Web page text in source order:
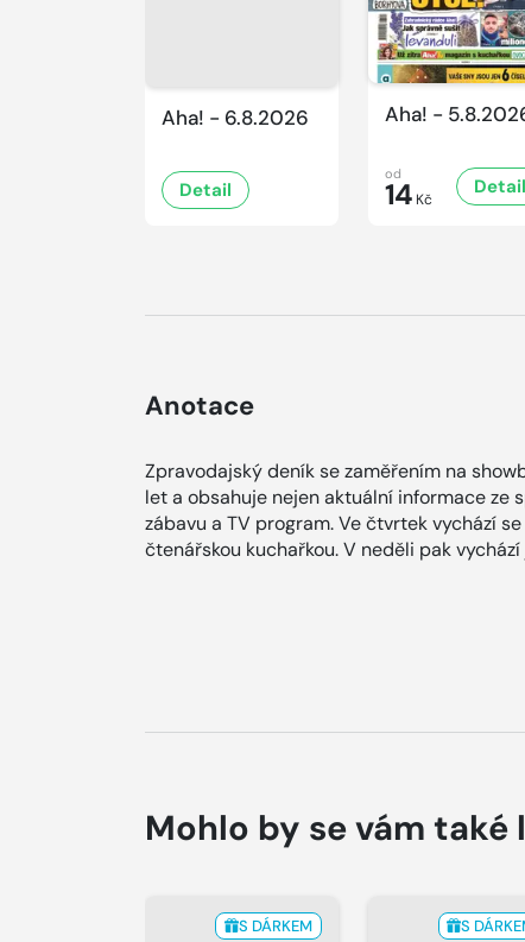
Aha! - 6.8.2026
Detail
Aha! -
od
14 Kč
Detail
Anotace
Zpravodajský deník se zaměřením na
let a obsahuje nejen aktuální informace ze
zábavu a TV program. Ve čtvrtek vychází
čtenářskou kuchařkou. V neděli pak
Mohlo by se vám také
S DÁRKEM S